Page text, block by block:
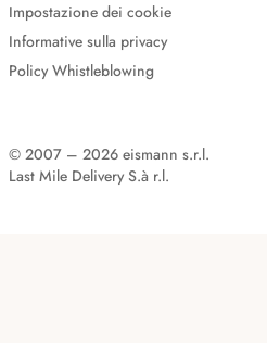
Impostazione dei cookie
Informative sulla privacy
Policy Whistleblowing
© 2007 – 2026 eismann s.r.l.
Last Mile Delivery S.à r.l.